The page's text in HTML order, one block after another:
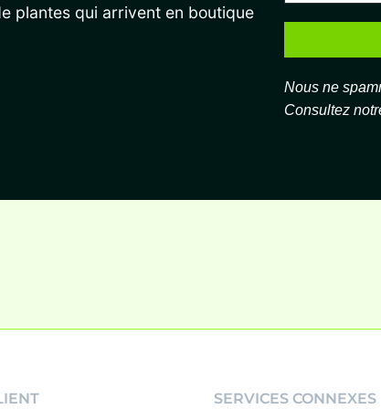
plantes qui arrivent en boutique
Nous ne
Consultez
SERVICES CONNEXES